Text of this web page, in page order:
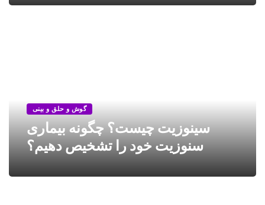
گوش و حلق و بینی
سینوزیت چیست؟ چگونه بیماری
سنوزیت خود را تشخیص دهیم؟